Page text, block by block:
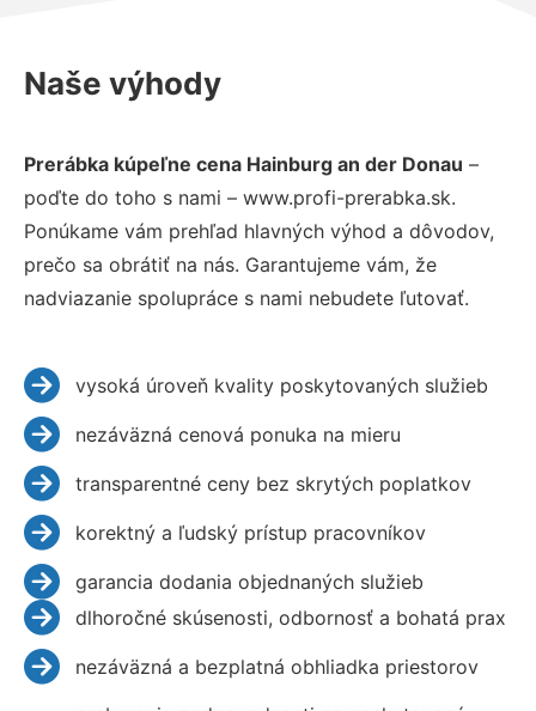
Naše výhody
Prerábka kúpeľne cena Hainburg an der Donau –
poďte do toho s nami – www.profi-prerabka.sk.
Ponúkame vám prehľad hlavných výhod a dôvodov,
prečo sa obrátiť na nás. Garantujeme vám, že
nadviazanie spolupráce s nami nebudete ľutovať.
vysoká úroveň kvality poskytovaných služieb
nezáväzná cenová ponuka na mieru
transparentné ceny bez skrytých poplatkov
korektný a ľudský prístup pracovníkov
garancia dodania objednaných služieb
dlhoročné skúsenosti, odbornosť a bohatá prax
nezáväzná a bezplatná obhliadka priestorov